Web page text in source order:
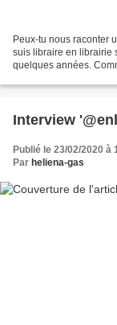
Peux-tu nous raconter
suis libraire en librairie
quelques années.
Interview
Publié le 23/02/2020 à
Par heliena-gas